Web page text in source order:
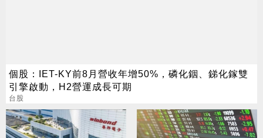
個股：IET-KY前8月營收年增50%，磷化銦、銻化鎵雙
引擎啟動，H2營運成長可期
台股